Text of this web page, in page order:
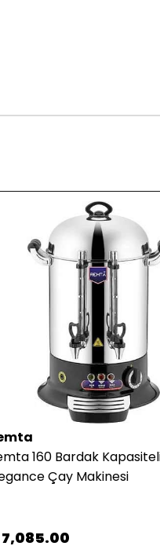
160 Bardak
Çay Makinesi